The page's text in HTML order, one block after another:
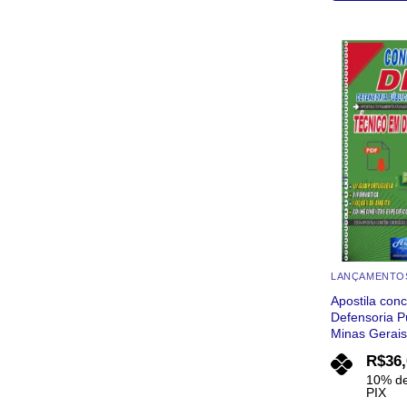
tem
várias
variantes.
As
opções
podem
ser
escolhidas
na
página
do
produto
Apostila
Defensoria
Minas
R$
10%
PIX